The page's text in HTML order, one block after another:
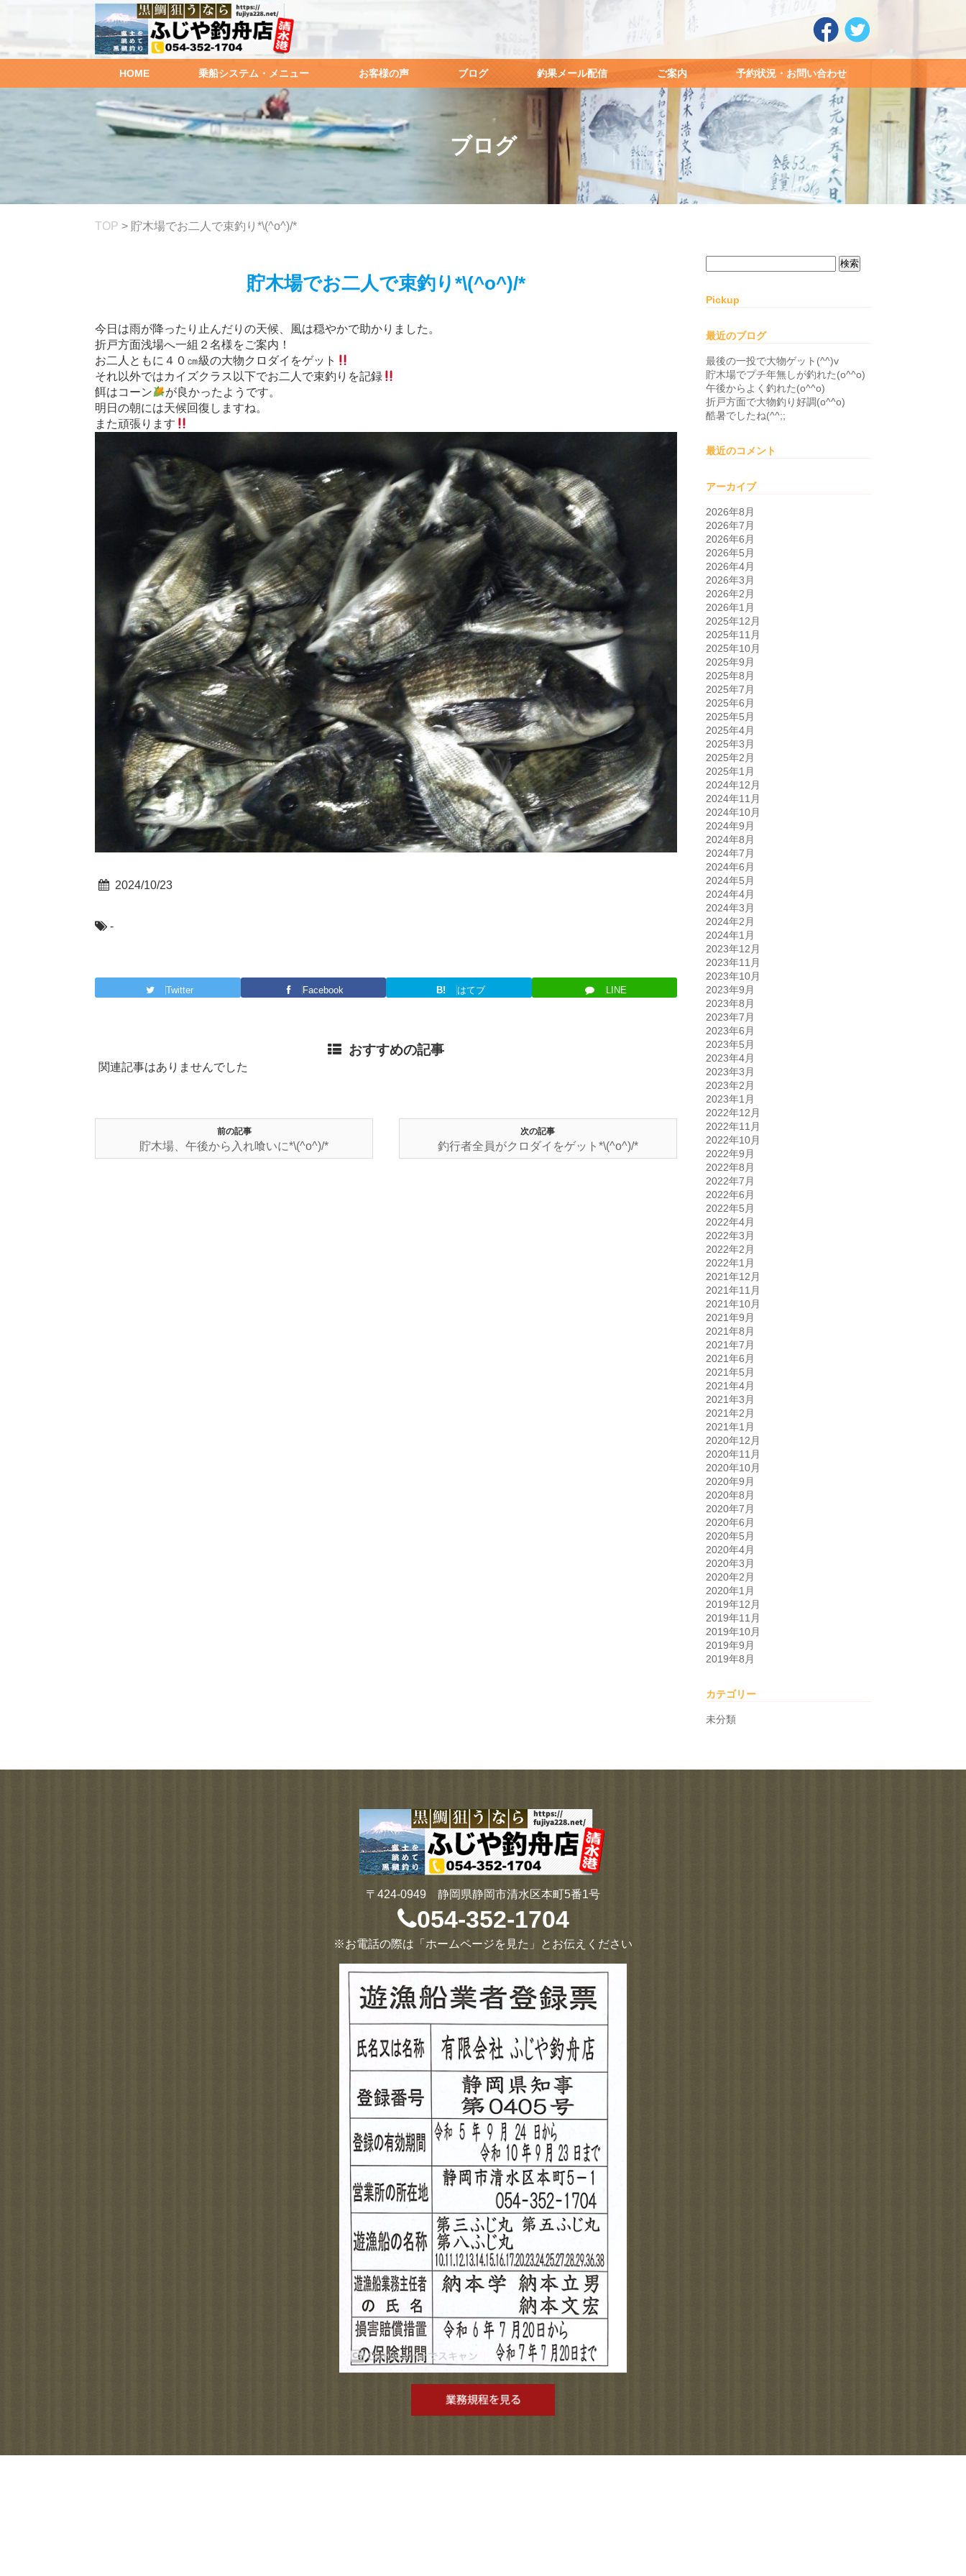
HOME 乗船システム・メニュー お客様の声 ブログ 釣果メール配信 ご案内 予約状況・お問い合わせ
ブログ
TOP > 貯木場でお二人で束釣り*\(^o^)/*
貯木場でお二人で束釣り*\(^o^)/*
今日は雨が降ったり止んだりの天候、風は穏やかで助かりました。
折戸方面浅場へ一組２名様をご案内！
お二人ともに４０㎝級の大物クロダイをゲット
それ以外ではカイズクラス以下でお二人で束釣りを記録
餌はコーン
が良かったようです。
明日の朝には天候回復しますね。
また頑張ります
2024/10/23
-
Twitter Facebook B! はてブ LINE
おすすめの記事
関連記事はありませんでした
前の記事
貯木場、午後から入れ喰いに*\(^o^)/*
次の記事
釣行者全員がクロダイをゲット*\(^o^)/*
索:
Pickup
最近のブログ
最後の一投で大物ゲット(^^)v
貯木場でプチ年無しが釣れた(o^^o)
午後からよく釣れた(o^^o)
折戸方面で大物釣り好調(o^^o)
酷暑でしたね(^^;;
最近のコメント
アーカイブ
2026年8月
2026年7月
2026年6月
2026年5月
2026年4月
2026年3月
2026年2月
2026年1月
2025年12月
2025年11月
2025年10月
2025年9月
2025年8月
2025年7月
2025年6月
2025年5月
2025年4月
2025年3月
2025年2月
2025年1月
2024年12月
2024年11月
2024年10月
2024年9月
2024年8月
2024年7月
2024年6月
2024年5月
2024年4月
2024年3月
2024年2月
2024年1月
2023年12月
2023年11月
2023年10月
2023年9月
2023年8月
2023年7月
2023年6月
2023年5月
2023年4月
2023年3月
2023年2月
2023年1月
2022年12月
2022年11月
2022年10月
2022年9月
2022年8月
2022年7月
2022年6月
2022年5月
2022年4月
2022年3月
2022年2月
2022年1月
2021年12月
2021年11月
2021年10月
2021年9月
2021年8月
2021年7月
2021年6月
2021年5月
2021年4月
2021年3月
2021年2月
2021年1月
2020年12月
2020年11月
2020年10月
2020年9月
2020年8月
2020年7月
2020年6月
2020年5月
2020年4月
2020年3月
2020年2月
2020年1月
2019年12月
2019年11月
2019年10月
2019年9月
2019年8月
カテゴリー
未分類
〒424-0949 静岡県静岡市清水区本町5番1号
054-352-1704
※お電話の際は「ホームページを見た」とお伝えください